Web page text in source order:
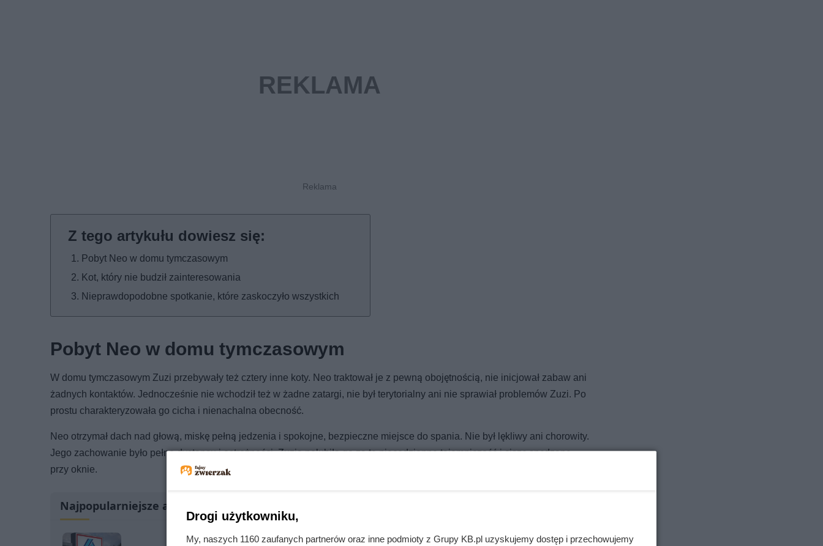
Pobyt Neo w domu tymczasowym
Kot, który nie budził zainteresowania
Nieprawdopodobne spotkanie, które zaskoczyło wszystkich
Pobyt Neo w domu tymczasowym
W domu tymczasowym Zuzi przebywały też cztery inne koty. Neo traktował je z pewną obojętnością, nie inicjował zabaw ani
żadnych kontaktów. Jednocześnie nie wchodził też w żadne zatargi, nie był terytorialny ani nie sprawiał problemów Zuzi. Po
prostu charakteryzowała go cicha i nienachalna obecność.
Neo otrzymał dach nad głową, miskę pełną jedzenia i spokojne, bezpieczne miejsce do spania. Nie był lękliwy ani chorowity.
Jego zachowanie było pełne dystansu i ostrożności. Zuzia polubiła go za tą niecodzienną tajemniczość i ciszę spędzaną
przy oknie.
Najpopularniejsze artykuły
Drogi użytkowniku,
My, naszych 1160 zaufanych partnerów oraz inne podmioty z Grupy KB.pl uzyskujemy dostęp i przechowujemy